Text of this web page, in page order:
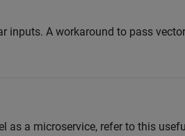
inputs. A workaround to pass
as a microservice, refer to this